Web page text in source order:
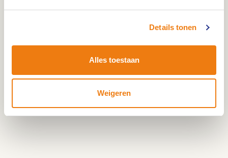
Details tonen
Alles toestaan
Weigeren
een unieke groene omgeving, langs diverse
De route voert u onder andere langs
en door het Weerterbos.